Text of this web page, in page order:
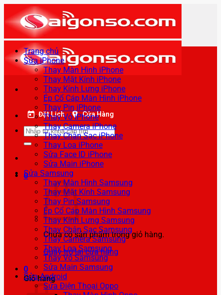
qua
nội
dung
Đặt Lịch Cửa Hàng
Tìm
kiếm:
0
Chưa có sản phẩm trong giỏ hàng.
Quay trở lại cửa hàng
0
Giỏ hàng
Trang chủ
Sửa iPhone
Thay Màn Hình iPhone
Thay Mặt Kính iPhone
Thay Kính Lưng iPhone
Ép Cổ Cáp Màn Hình iPhone
Thay Pin iPhone
Thay Vỏ iPhone
Thay Camera iPhone
Thay Chân Sạc iPhone
Thay Loa iPhone
Sửa Face ID iPhone
Sửa Main iPhone
Sửa Samsung
Thay Màn Hình Samsung
Thay Mặt Kính Samsung
Thay Pin Samsung
Ép Cổ Cáp Màn Hình Samsung
Thay Kính Lưng Samsung
Thay Chân Sạc Samsung
Thay Camera Samsung
Thay Loa Samsung
Thay Vỏ Samsung
Sửa Main Samsung
Sửa Android
Sửa Điện Thoại Oppo